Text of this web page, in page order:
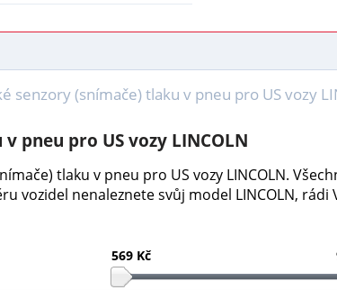
senzory (snímače) tlaku v pneu pro US vozy
pneu pro US vozy LINCOLN
tlaku v pneu pro US vozy LINCOLN.
vozidel nenaleznete svůj model LINCOLN, rádi
569 Kč